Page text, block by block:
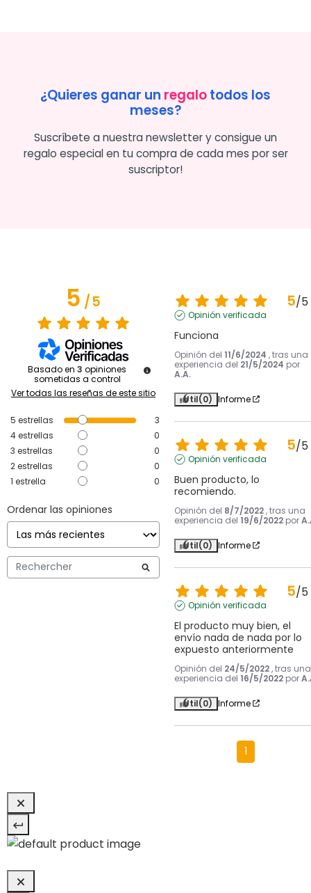
¿Quieres ganar un regalotodos los
meses?
Suscríbete a nuestra newsletter y consigue un
regalo especial en tu compra de cada mes por ser
suscriptor!
5/5
Basado en 3 opiniones
sometidas a control
Ver todas las reseñas de este sitio
5 estrellas
3
4estrellas
0
3 estrellas
0
2estrellas
0
1 estrella 0
Ordenar las opiniones
5/5
Opinión verificada
Funciona
Opinión del 11/6/2024 , tras una
experiencia del 21/5/2024 por
A.A.
Útil(0) Informe
5/5
Opinión verificada
Buen producto, lo
recomiendo.
Opinión del 8/7/2022 , tras una
experiencia del 19/6/2022 por
Útil(0) Informe
5/5
Opinión verificada
El producto muy bien, el
envío nada de nada por lo
expuesto anteriormente
Opinión del 24/5/2022 , tras una
experiencia del 16/5/2022 por
Útil(0) Informe
1